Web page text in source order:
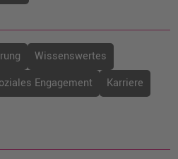
Wissenswertes
Engagement
Karriere